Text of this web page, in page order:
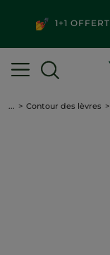
1+1 OFFERT
... Contour des lèvres